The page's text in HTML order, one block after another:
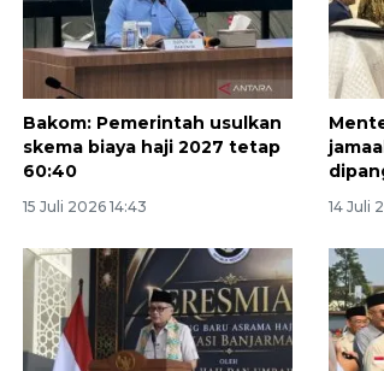
Bakom: Pemerintah usulkan
skema biaya haji 2027 tetap
60:40
15 Juli 2026 14:43 14 Juli
Uji fungsi
di Jember
5 Agustus 2026